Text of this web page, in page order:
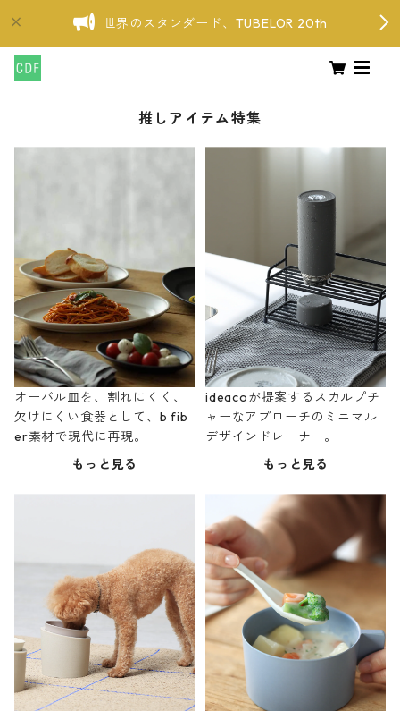
世界のスタンダード、TUBELOR 20th
推しアイテム特集
オーバル皿を、割れにくく、
欠けにくい食器として、b fib
er素材で現代に再現。
もっと見る
ideacoが提案するスカルプチ
ャーなアプローチのミニマル
デザインドレーナー。
もっと見る